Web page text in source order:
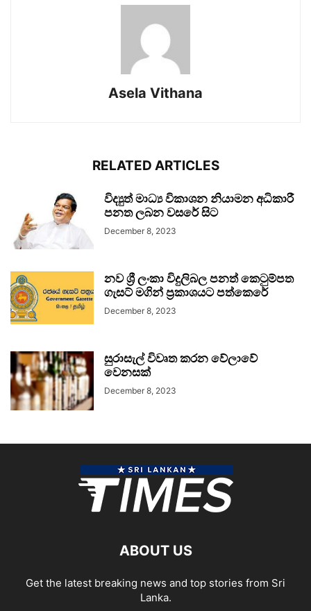
Asela Vithana
RELATED ARTICLES
විද්‍යුත් මාධ්‍ය විකාශන නියාමන අධිකාරී
පනත ලබන වසරේ සිට
December 8, 2023
නව ශ්‍රී ලංකා විදුලිබල පනත් කෙටුම්පත
ගැසට් මගින් ප්‍රකාශයට පත්කෙරේ
December 8, 2023
සුරාසැල් විවෘත කරන වේලාවේ
වෙනසක්
December 8, 2023
ABOUT US
Get the latest breaking news and top stories from Sri
Lanka.